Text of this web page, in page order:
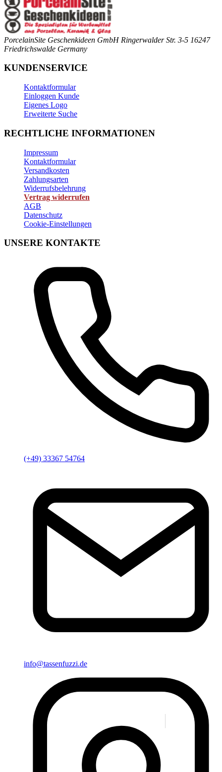
PorcelainSite Geschenkideen GmbH Ringerwalder Str. 3-5 16247
Friedrichswalde Germany
KUNDENSERVICE
Kontaktformular
Einloggen Kunde
Eigenes Logo
Erweiterte Suche
RECHTLICHE INFORMATIONEN
Impressum
Kontaktformular
Versandkosten
Zahlungsarten
Widerrufsbelehrung
Vertrag widerrufen
AGB
Datenschutz
Cookie-Einstellungen
UNSERE KONTAKTE
(+49) 33367 54764
info@tassenfuzzi.de